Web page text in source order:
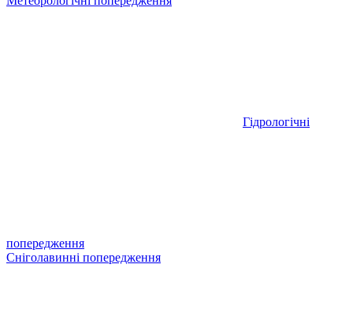
Гідрологічні
попередження
Сніголавинні попередження